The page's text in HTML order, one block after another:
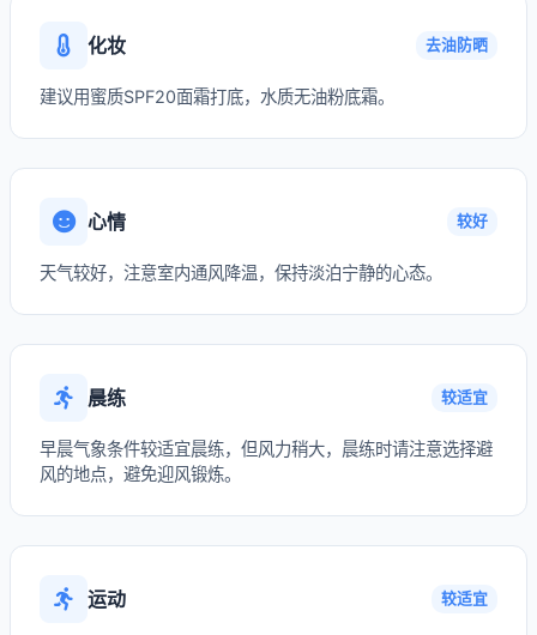
化妆 去油防晒
建议用蜜质SPF20面霜打底，水质无油粉底霜。
心情 较好
天气较好，注意室内通风降温，保持淡泊宁静的心态。
晨练 较适宜
早晨气象条件较适宜晨练，但风力稍大，晨练时请注意选择避
风的地点，避免迎风锻炼。
运动 较适宜